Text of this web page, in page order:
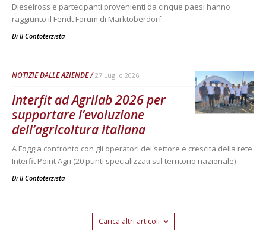
Dieselross e partecipanti provenienti da cinque paesi hanno
raggiunto il Fendt Forum di Marktoberdorf
Di Il Contoterzista
NOTIZIE DALLE AZIENDE 27 Luglio 2026
Interfit ad Agrilab 2026 per
supportare l’evoluzione
dell’agricoltura italiana
A Foggia confronto con gli operatori del settore e crescita della rete
Interfit Point Agri (20 punti specializzati sul territorio nazionale)
Di Il Contoterzista
Carica altri articoli